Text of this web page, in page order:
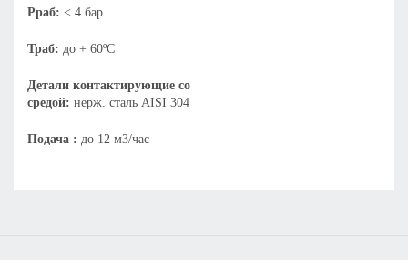
Рраб: < 4 бар
Траб: до + 60ºC
Детали контактирующие со
средой: нерж. сталь AISI 304
Подача : до 12 м3/час